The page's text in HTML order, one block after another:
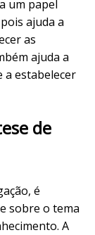
um papel
ajuda a
as
ajuda a
a estabelecer
de
é
sobre o tema
A